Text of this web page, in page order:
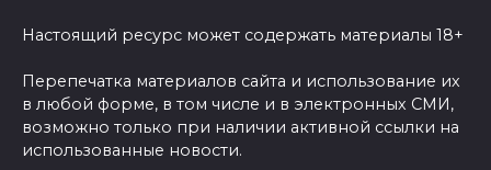
Настоящий ресурс может содержать материалы 18+
Перепечатка материалов сайта и использование их
в любой форме, в том числе и в электронных СМИ,
возможно только при наличии активной ссылки на
использованные новости.